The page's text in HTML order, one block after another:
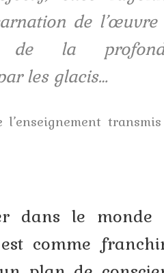
de l’œuvre
de la
les glacis…
l’enseignement
le monde
comme